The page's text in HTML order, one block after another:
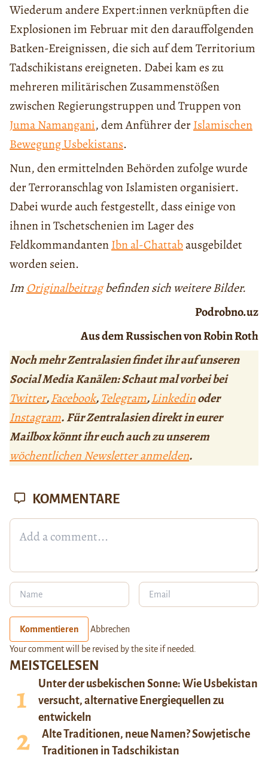
Wiederum andere Expert:innen verknüpften die
Explosionen im Februar mit den darauffolgenden
Batken-Ereignissen, die sich auf dem Territorium
Tadschikistans ereigneten. Dabei kam es zu
mehreren militärischen Zusammenstößen
zwischen Regierungstruppen und Truppen von
Juma Namangani, dem Anführer derIslamischen
Bewegung Usbekistans.
Nun, den ermittelnden Behörden zufolge wurde
der Terroranschlag von Islamisten organisiert.
Dabei wurde auch festgestellt, dass einige von
ihnen in Tschetschenien im Lager des
FeldkommandantenIbn al-Chattabausgebildet
worden seien.
Im Originalbeitragbefinden sich weitere Bilder.
Podrobno.uz
Aus dem Russischen von Robin Roth
Noch mehr Zentralasien findet ihr auf unseren
Social Media Kanälen: Schaut mal vorbei bei
Twitter,Facebook,Telegram,Linkedinoder
Instagram. Für Zentralasien direkt in eurer
Mailbox könnt ihr euch auch zu unserem
wöchentlichen Newsletter anmelden.
MEISTGELESEN
Unter der usbekischen Sonne: Wie Usbekistan
versucht, alternative Energiequellen zu
entwickeln
Alte Traditionen, neue Namen? Sowjetische
Traditionen in Tadschikistan
KOMMENTARE
Kommentieren Abbrechen
Your comment will be revised by the site if needed.